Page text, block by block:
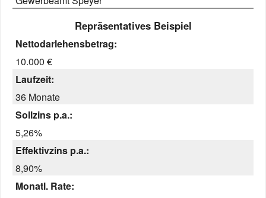
Repräsentatives Beispiel
Nettodarlehensbetrag:
10.000 €
Laufzeit:
36 Monate
Sollzins p.a.:
5,26%
Effektivzins p.a.:
8,90%
Monatl. Rate: